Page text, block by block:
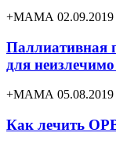
+МАМА 02.09.2019
Паллиативная
для
+МАМА 05.08.2019
Как лечить